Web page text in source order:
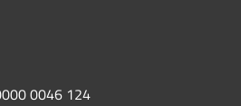
0046 124